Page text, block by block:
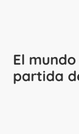
El
partida